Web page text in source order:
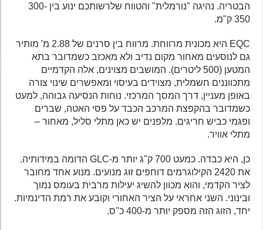
הבטריה. נהיגה "נורמלית" והטווח שלרשותכם ינוע בין 300-
350 ק"מ.
EQC היא מכונית מרווחת. מרווח בין סרנים של 2.88 מ' מותיר
גם לנוסעים מאחור מקום נדיב ולא מאכזב כשמדובר בתא
המטען (500 ליטרים). המושבים מצוינים, אלה הקדמיים
מתכווננים חשמלית, מצוידים בעיסוי ומאפשרים שינוי צורה
באופן מעניין, דרך המסך המרכזי. נוחות הנסיעה גבוהה, למעט
כשמדובר בהקפצת המרכב הכבד על פסי האטה, שברים
ופגמי כביש חריגים. מלפנים יש כאן מתלי סליל, מאחור –
מתלי אוויר.
כן, היא כבדה. כמעט 700 ק"ג יותר מ-GLC הדומה במידותיה.
את 2420 הקילוגרמים דוחפים זוג מנועים. מנוע אחד מחובר
לציר הקדמי, והוא מכוון להשיג יעילות מרבית בעומס נמוך
ובינוני. השני אחראי על הציר האחורי וקובע את רמת הדינמיות.
יחד, הזוג הזה מספק יותר מ-400 כ"ס.